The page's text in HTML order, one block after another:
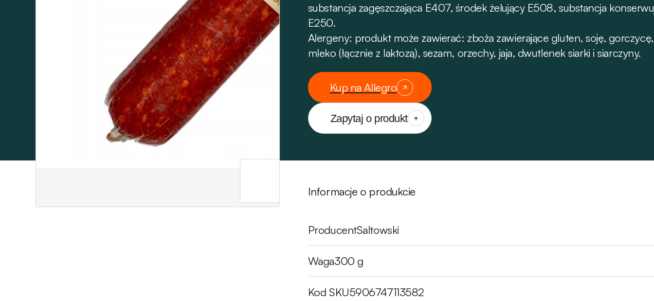
substancja zagęszczająca E407, środek żelujący E508, substancja
E250.
Alergeny: produkt może zawierać: zboża zawierające gluten, soję,
mleko (łącznie z laktozą), sezam, orzechy, jaja, dwutlenek siarki i siarczyny.
Kup na Allegro
Zapytaj o produkt
Informacje o produkcie
ProducentSaltowski
Waga300 g
Kod SKU5906747113582